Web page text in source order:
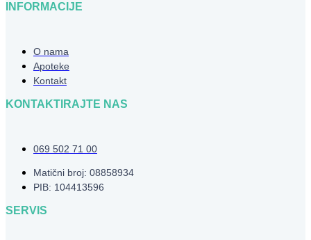
INFORMACIJE
O nama
Apoteke
Kontakt
KONTAKTIRAJTE NAS
069 502 71 00
Matični broj: 08858934
PIB: 104413596
SERVIS